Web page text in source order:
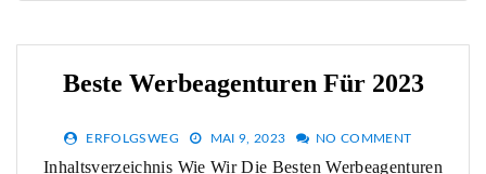
Beste Werbeagenturen Für 2023
ERFOLGSWEG MAI 9, 2023 NO COMMENT
Inhaltsverzeichnis Wie Wir Die Besten Werbeagenturen